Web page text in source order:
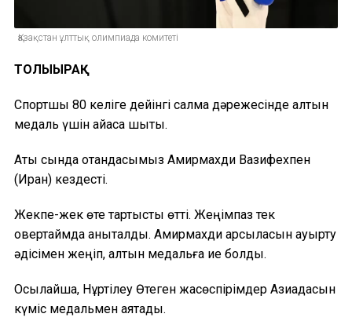
Қазақстан ұлттық олимпиада комитеті
ТОЛЫҒЫРАҚ
Спортшы 80 келіге дейінгі салмақ дәрежесінде алтын
медаль үшін айқасқа шықты.
Ақтық сында отандасымыз Амирмахди Вазифехпен
(Иран) кездесті.
Жекпе-жек өте тартысты өтті. Жеңімпаз тек
овертаймда анықталды. Амирмахди қарсыласын ауырту
әдісімен жеңіп, алтын медальға ие болды.
Осылайша, Нұртілеу Өтеген жасөспірімдер Азиадасын
күміс медальмен аяқтады.